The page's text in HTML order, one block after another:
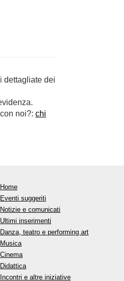
dettagliate dei
noi?: chi
Home
Eventi suggeriti
Notizie e comunicati
Ultimi inserimenti
Danza, teatro e performing art
Musica
Cinema
Didattica
Incontri e altre iniziative